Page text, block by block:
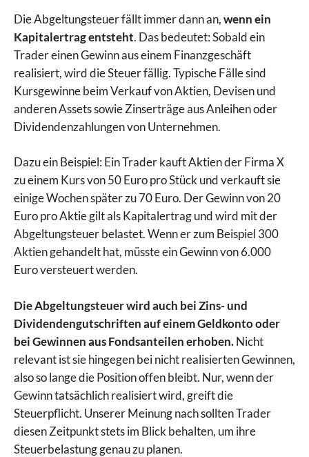
Die Abgeltungsteuer fällt immer dann an,wenn ein
Kapitalertrag entsteht. Das bedeutet: Sobald ein
Trader einen Gewinn aus einem Finanzgeschäft
realisiert, wird die Steuer fällig. Typische Fälle sind
Kursgewinne beim Verkauf von Aktien, Devisen und
anderen Assets sowie Zinserträge aus Anleihen oder
Dividendenzahlungen von Unternehmen.
Dazu ein Beispiel: Ein Trader kauft Aktien der Firma X
zu einem Kurs von 50 Euro pro Stück und verkauft sie
einige Wochen später zu 70 Euro. Der Gewinn von 20
Euro pro Aktie gilt als Kapitalertrag und wird mit der
Abgeltungsteuer belastet. Wenn er zum Beispiel 300
Aktien gehandelt hat, müsste ein Gewinn von 6.000
Euro versteuert werden.
Die Abgeltungsteuer wird auch bei Zins- und
Dividendengutschriften auf einem Geldkonto oder
bei Gewinnen aus Fondsanteilen erhoben.Nicht
relevant ist sie hingegen bei nicht realisierten Gewinnen,
also so lange die Position offen bleibt. Nur, wenn der
Gewinn tatsächlich realisiert wird, greift die
Steuerpflicht. Unserer Meinung nach sollten Trader
diesen Zeitpunkt stets im Blick behalten, um ihre
Steuerbelastung genau zu planen.